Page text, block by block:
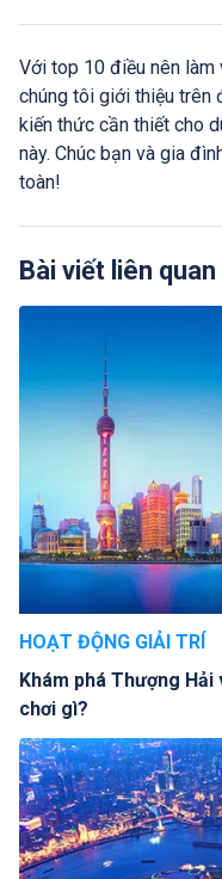
Với top 10 điều nên
chúng tôi giới thiệu trên
kiến thức cần thiết cho
này. Chúc bạn và gia
toàn!
Bài viết liên quan
HOẠT ĐỘNG GIẢI TRÍ
Khám phá Thượng
chơi gì?